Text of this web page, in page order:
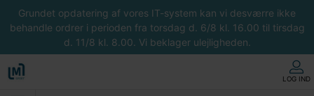
Grundet opdatering af vores IT-system kan vi desværre ikke
behandle ordrer i perioden fra torsdag d. 6/8 kl. 16.00 til tirsdag
d. 11/8 kl. 8.00. Vi beklager ulejligheden.
LOG IND